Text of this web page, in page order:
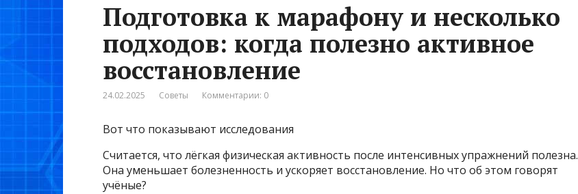
Подготовка к марафону и несколько
подходов: когда полезно активное
восстановление
24.02.2025 Советы Комментарии: 0
Вот что показывают исследования
Считается, что лёгкая физическая активность после интенсивных упражнений полезна.
Она уменьшает болезненность и ускоряет восстановление. Но что об этом говорят
учёные?